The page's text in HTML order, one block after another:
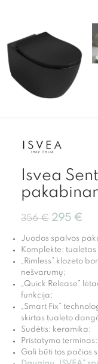
Isvea
356€ 295 €
Juodos spalvos
Komplekte:
„Rimless” klozeto
nešvarumų;
„Quick Release”
funkcija;
„Smart Fix”
skirtas tualeto
Sudėtis: keramika;
Pristatymo terminas:
Gali būti tos pačios